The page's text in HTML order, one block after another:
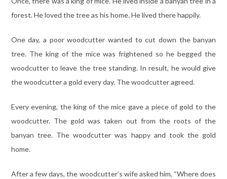
forest. He loved the tree as his home. He lived there happily.
One day, a poor woodcutter wanted to cut down the banyan
tree. The king of the mice was frightened so he begged the
woodcutter to leave the tree standing. In result, he would give
the woodcutter a gold every day. The woodcutter agreed.
Every evening, the king of the mice gave a piece of gold to the
woodcutter. The gold was taken out from the roots of the
banyan tree. The woodcutter was happy and took the gold
home.
After a few days, the woodcutter’s wife asked him, “Where does